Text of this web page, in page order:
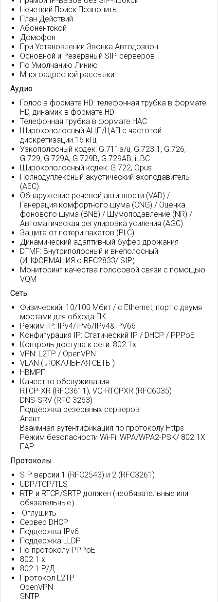
Нечеткий Поиск Позвонить
План Действий
Абонентской
Домофон
При Установлении Звонка Автодозвон
Основной и Резервный SIP-серверов
По Умолчанию Линию
Многоадресной рассылки
Аудио
Голос в формате HD: телефонная трубка в формате
HD, динамик в формате HD
Телефонная трубка в формате HAC
Широкополосный АЦП/ЦАП с частотой
дискретизации 16 кГц
Узкополосный кодек: G.711a/u, G.723.1, G.726,
G.729, G.729A, G.729B, G.729AB, iLBC
Широкополосный кодек: G.722, Opus
Полнодуплексный акустический эхоподавитель
(AEC)
Обнаружение речевой активности (VAD) /
Генерация комфортного шума (CNG) / Оценка
фонового шума (BNE) / Шумоподавление (NR) /
Автоматическая регулировка усиления (AGC)
Защита от потери пакетов (PLC)
Динамический адаптивный буфер дрожания
DTMF: Внутриполосный и внеполосный
(ИНФОРМАЦИЯ о RFC2833/ SIP)
Мониторинг качества голосовой связи с помощью
VQM
Сеть
Физический: 10/100 Мбит / с Ethernet, порт с двумя
мостами для обхода ПК
Режим IP: IPv4/IPv6/IPv4&IPV66
Конфигурация IP: Статический IP / DHCP / PPPoE
Контроль доступа к сети: 802.1x
VPN: L2TP / OpenVPN
VLAN ( ЛОКАЛЬНАЯ СЕТЬ )
НВМРП
Качество обслуживания
RTCP-XR (RFC3611), VQ-RTCPXR (RFC6035)
DNS-SRV (RFC 3263)
Поддержка резервных серверов
Агент
Взаимная аутентификация по протоколу Https
Режим безопасности Wi-Fi: WPA/WPA2-PSK/ 802.1X
EAP
Протоколы
SIP версии 1 (RFC2543) и 2 (RFC3261)
UDP/TCP/TLS
RTP и RTCP/SRTP должен (необязательные или
обязательные）
Оглушить
Сервер DHCP
Поддержка IPv6
Поддержка LLDP
По протоколу PPPoE
802.1 х
802.1 Р/Д
Протокол L2TP
OpenVPN
SNTP